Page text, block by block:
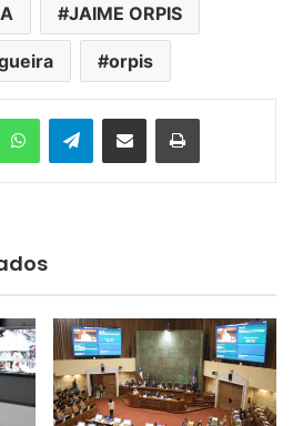
JAIME ORPIS
orpis
WhatsAppTelegramEnviar vía email Imprimir